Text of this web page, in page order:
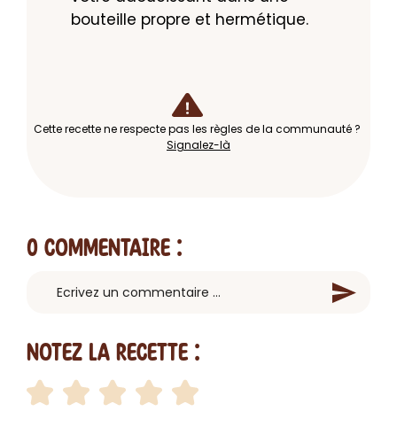
bouteille propre et hermétique.
Cette recette ne respecte pas les règles de la communauté ?
Signalez-là
0 Commentaire :
Notez la recette :